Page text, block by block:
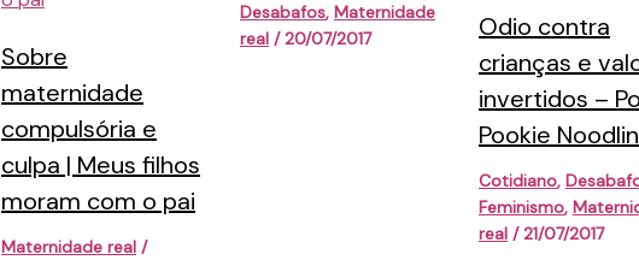
Sobre
maternidade
compulsória e
culpa | Meus filhos
moram com o pai
Maternidade real /
Desabafos, Maternidade
real /20/07/2017
Odio contra
crianças e
invertidos –
Pookie Noodlin
Cotidiano,
Feminismo,
real /21/07/2017